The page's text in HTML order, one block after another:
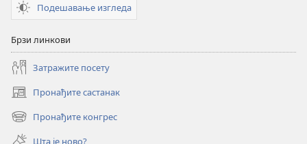
Подешавање изгледа
Брзи линкови
Затражите посету
Пронађите састанак
(отвара
нови
прозор)
Пронађите конгрес
(отвара
нови Шта је ново?